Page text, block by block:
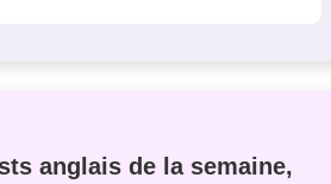
anglais de la semaine,